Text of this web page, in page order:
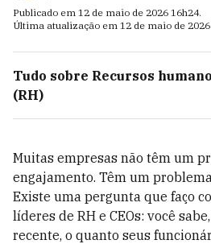
Publicado em 12 de maio de 2026 16h24.
Última atualização em 12 de maio de 2026
Tudo sobre Recursos
(RH)
Muitas empresas não têm um
engajamento. Têm um
Existe uma pergunta que faço
líderes de RH e CEOs: você
recente, o quanto seus